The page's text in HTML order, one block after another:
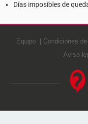
Días imposibles de
Equipo Condiciones
Aviso